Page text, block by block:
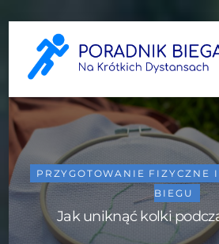
content
Jak uniknąć kolki
PRZYGOTOWANIE FIZYCZNE
BIEGU